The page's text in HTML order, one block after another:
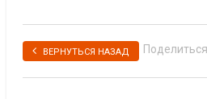
ВЕРНУТЬСЯ НАЗАД